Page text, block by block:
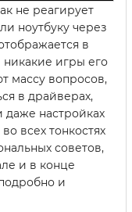
не реагирует
ноутбуку через
в
игры его
массу вопросов,
в драйверах,
даже настройках
всех тонкостях
советов,
и в конце
и